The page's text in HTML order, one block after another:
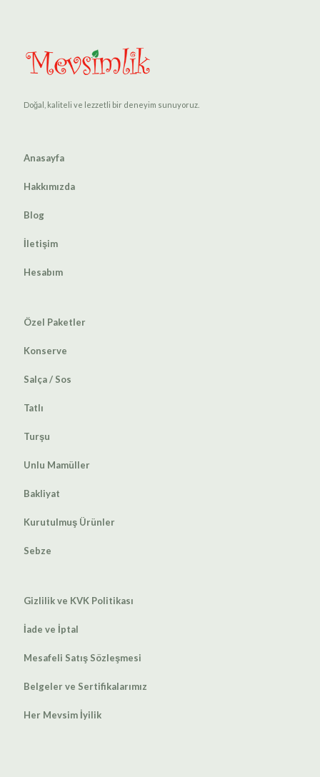
Doğal, kaliteli ve lezzetli bir deneyim sunuyoruz.
Anasayfa
Hakkımızda
Blog
İletişim
Hesabım
Özel Paketler
Konserve
Salça / Sos
Tatlı
Turşu
Unlu Mamüller
Bakliyat
Kurutulmuş Ürünler
Sebze
Gizlilik ve KVK Politikası
İade ve İptal
Mesafeli Satış Sözleşmesi
Belgeler ve Sertifikalarımız
Her Mevsim İyilik